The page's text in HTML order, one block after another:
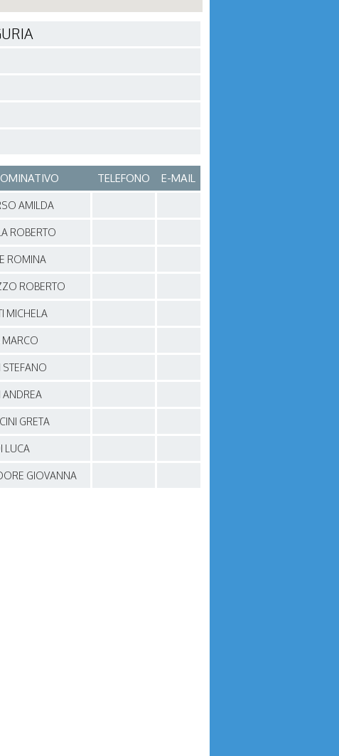
TELEFONO
E-MAIL
AMILDA
ROBERTO
ROMINA
ROBERTO
MICHELA
STEFANO
ANDREA
GRETA
LUCA
GIOVANNA